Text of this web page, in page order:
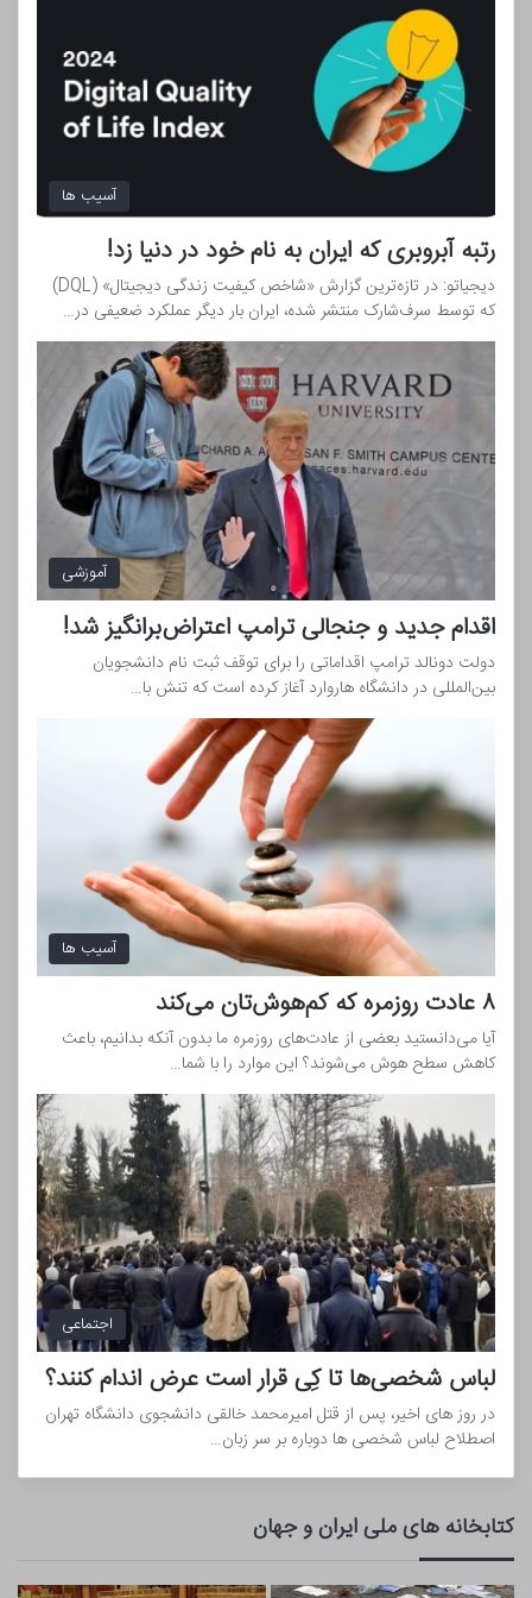
آسیب ها
رتبه‌ آبروبری که ایران به نام خود در دنیا زد!
دیجیاتو: در تازه‌ترین گزارش «شاخص کیفیت زندگی دیجیتال» (DQL)
که توسط سرف‌شارک منتشر شده، ایران بار دیگر عملکرد ضعیفی در…
آموزشی
اقدام جدید و جنجالی ترامپ اعتراض‌برانگیز شد!
دولت دونالد ترامپ اقداماتی را برای توقف ثبت نام دانشجویان
بین‌المللی در دانشگاه هاروارد آغاز کرده است که تنش با…
آسیب ها
۸ عادت روزمره که کم‌هوش‌تان می‌کند
آیا می‌دانستید بعضی از عادت‌های روزمره ما بدون آنکه بدانیم، باعث
کاهش سطح هوش می‌شوند؟ این موارد را با شما…
اجتماعی
لباس شخصی‌ها تا کِی قرار است عرض اندام کنند؟
در روز های اخیر، پس از قتل امیرمحمد خالقی دانشجوی دانشگاه تهران
اصطلاح لباس شخصی ها دوباره بر سر زبان…
کتابخانه های ملی ایران و جهان